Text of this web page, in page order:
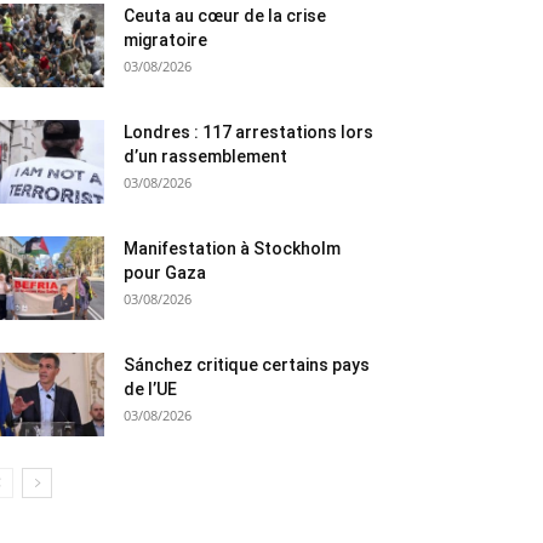
Ceuta au cœur de la crise
migratoire
03/08/2026
Londres : 117 arrestations lors
d’un rassemblement
03/08/2026
Manifestation à Stockholm
pour Gaza
03/08/2026
Sánchez critique certains pays
de l’UE
03/08/2026